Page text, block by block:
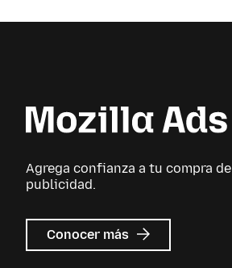
Agrega confianza a tu compra de
publicidad.
Conocer más sobre
Mozilla